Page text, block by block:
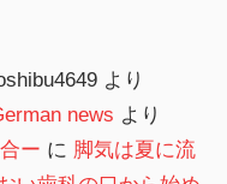
より
news より
ー に 脚気は夏に流